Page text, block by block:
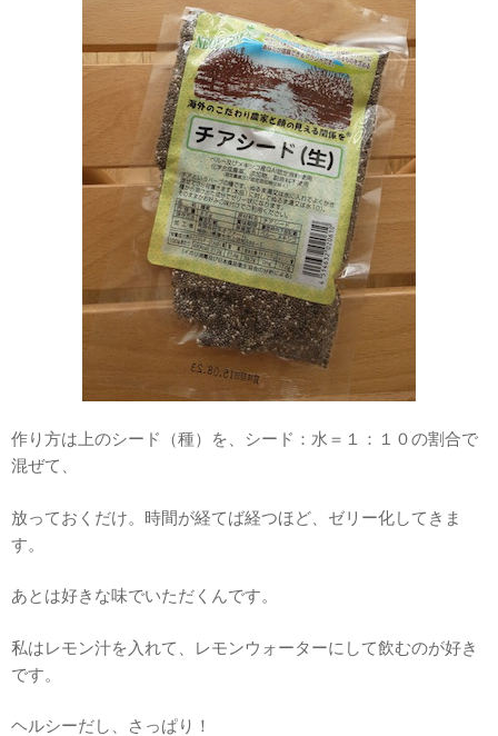
作り方は上のシード（種）を、シード：水＝１：１０の割合で
混ぜて、
放っておくだけ。時間が経てば経つほど、ゼリー化してきま
す。
あとは好きな味でいただくんです。
私はレモン汁を入れて、レモンウォーターにして飲むのが好き
です。
ヘルシーだし、さっぱり！